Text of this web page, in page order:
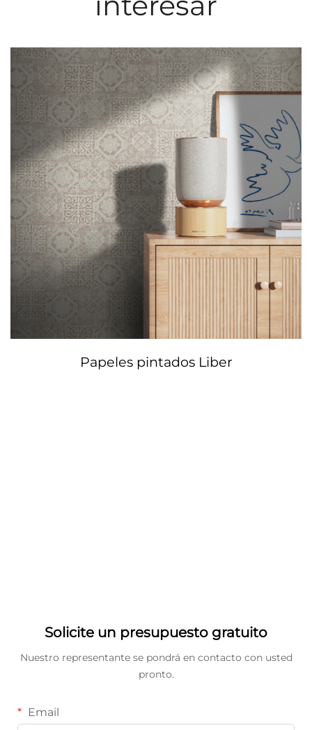
Papeles pintados Liber
Solicite un presupuesto gratuito
Nuestro representante se pondrá en contacto con usted
pronto.
Email